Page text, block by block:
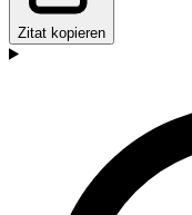
Zitat kopieren